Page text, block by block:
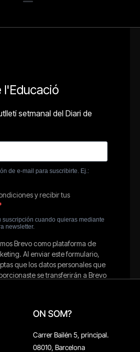
ON SOM?
Carrer Bailén 5, principal.
08010, Barcelona